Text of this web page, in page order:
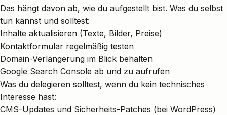
Das hängt davon ab, wie du aufgestellt bist. Was du selbst
tun kannst und solltest:
Inhalte aktualisieren (Texte, Bilder, Preise)
Kontaktformular regelmäßig testen
Domain-Verlängerung im Blick behalten
Google Search Console ab und zu aufrufen
Was du delegieren solltest, wenn du kein technisches
Interesse hast:
CMS-Updates und Sicherheits-Patches (bei WordPress)